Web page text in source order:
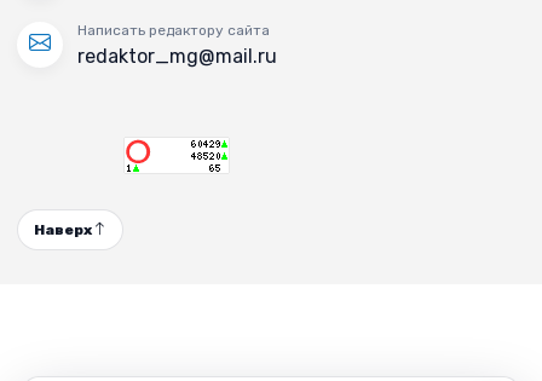
Написать редактору сайта
redaktor_mg@mail.ru
Наверх